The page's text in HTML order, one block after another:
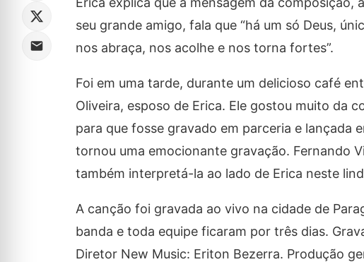
seu grande amigo, fala que “há um só Deus,
nos abraça, nos acolhe e nos torna fortes”.
Foi em uma tarde, durante um delicioso café
Oliveira, esposo de Erica. Ele gostou muito da
para que fosse gravado em parceria e lançada
tornou uma emocionante gravação. Fernando
também interpretá-la ao lado de Erica neste
A canção foi gravada ao vivo na cidade de
banda e toda equipe ficaram por três dias.
Diretor New Music: Eriton Bezerra. Produção